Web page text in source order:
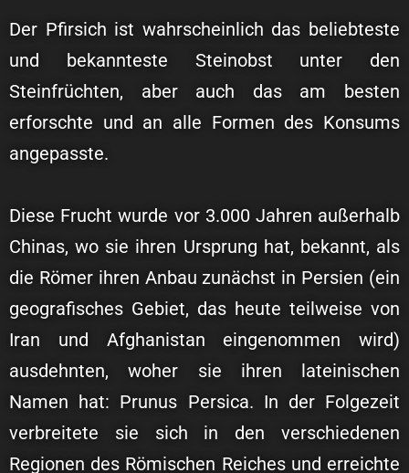
Der Pfirsich ist wahrscheinlich das beliebteste
und bekannteste Steinobst unter den
Steinfrüchten, aber auch das am besten
erforschte und an alle Formen des Konsums
angepasste.
Diese Frucht wurde vor 3.000 Jahren außerhalb
Chinas, wo sie ihren Ursprung hat, bekannt, als
die Römer ihren Anbau zunächst in Persien (ein
geografisches Gebiet, das heute teilweise von
Iran und Afghanistan eingenommen wird)
ausdehnten, woher sie ihren lateinischen
Namen hat: Prunus Persica. In der Folgezeit
verbreitete sie sich in den verschiedenen
Regionen des Römischen Reiches und erreichte